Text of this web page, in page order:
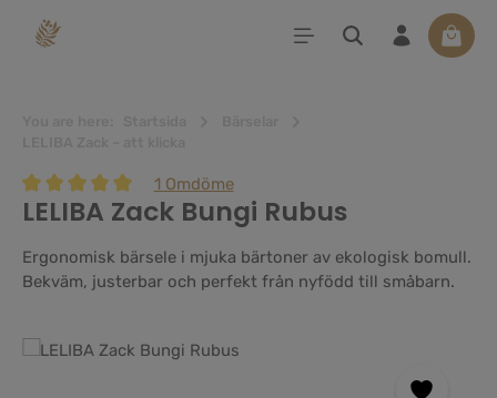
Genomsnittligt betyg på 5 av 5 stjärnor
1 Omdöme
LELIBA Zack Bungi Rubus
Ergonomisk bärsele i mjuka bärtoner av ekologisk bomull.
Bekväm, justerbar och perfekt från nyfödd till småbarn.
Hoppa över bildgalleri